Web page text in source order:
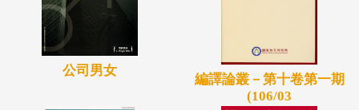
公司男女
編譯論叢－第十卷第一期
(106/03